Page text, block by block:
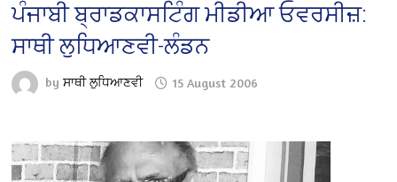
ਪੰਜਾਬੀ ਬ੍ਰਾਡਕਾਸਟਿੰਗ ਮੀਡੀਆ ਓਵਰਸੀਜ਼:
ਸਾਥੀ ਲੁਧਿਆਣਵੀ-ਲੰਡਨ
byਸਾਥੀ ਲੁਧਿਆਣਵੀ 15 August 2006